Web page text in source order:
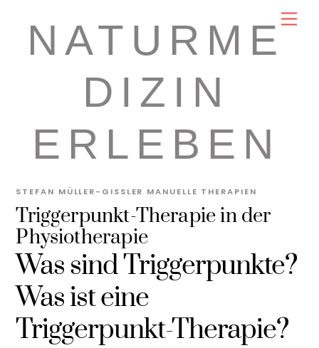
contentNATURME
DIZIN
ERLEBEN
Triggerpunkt-Therapie in der
Physiotherapie
STEFAN MÜLLER-GISSLER MANUELLE THERAPIEN
Was sind Triggerpunkte?
Was ist eine
Triggerpunkt-Therapie?